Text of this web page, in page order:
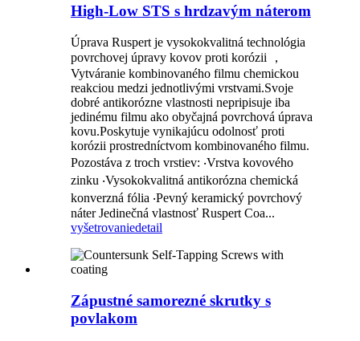
High-Low STS s hrdzavým náterom
Úprava Ruspert je vysokokvalitná technológia
povrchovej úpravy kovov proti korózii ，
Vytváranie kombinovaného filmu chemickou
reakciou medzi jednotlivými vrstvami.Svoje
dobré antikorózne vlastnosti nepripisuje iba
jedinému filmu ako obyčajná povrchová úprava
kovu.Poskytuje vynikajúcu odolnosť proti
korózii prostredníctvom kombinovaného filmu.
Pozostáva z troch vrstiev: ‧Vrstva kovového
zinku ‧Vysokokvalitná antikorózna chemická
konverzná fólia ‧Pevný keramický povrchový
náter Jedinečná vlastnosť Ruspert Coa...
vyšetrovaniedetail
Zápustné samorezné skrutky s
povlakom